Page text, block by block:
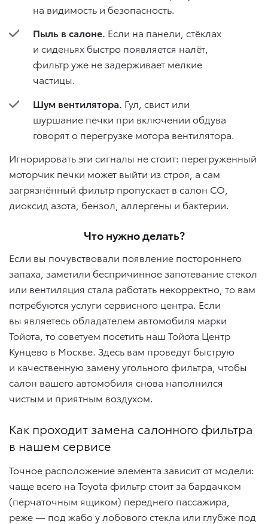
на видимость и безопасность.
Пыль в салоне. Если на панели, стёклах
и сиденьях быстро появляется налёт,
фильтр уже не задерживает мелкие
частицы.
Шум вентилятора. Гул, свист или
шуршание печки при включении обдува
говорят о перегрузке мотора вентилятора.
Игнорировать эти сигналы не стоит: перегруженный
моторчик печки может выйти из строя, а сам
загрязнённый фильтр пропускает в салон CO,
диоксид азота, бензол, аллергены и бактерии.
Что нужно делать?
Если вы почувствовали появление постороннего
запаха, заметили беспричинное запотевание стекол
или вентиляция стала работать некорректно, то вам
потребуются услуги сервисного центра. Если
вы являетесь обладателем автомобиля марки
Тойота, то советуем посетить наш Тойота Центр
Кунцево в Москве. Здесь вам проведут быструю
и качественную замену угольного фильтра, чтобы
салон вашего автомобиля снова наполнился
чистым и приятным воздухом.
Как проходит замена салонного фильтра
в нашем сервисе
Точное расположение элемента зависит от модели:
чаще всего на Toyota фильтр стоит за бардачком
(перчаточным ящиком) переднего пассажира,
реже — под жабо у лобового стекла или глубже под